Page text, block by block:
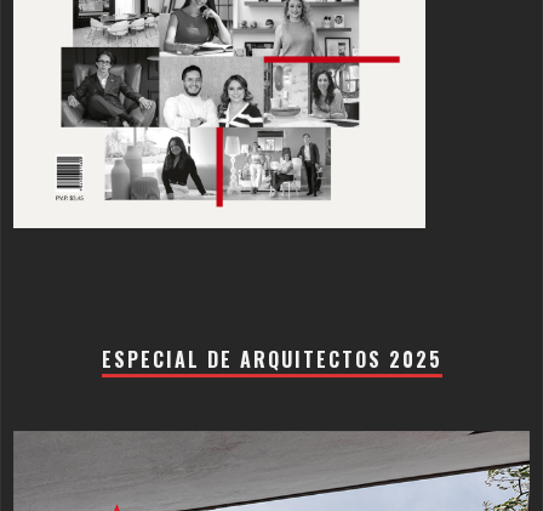
ESPECIAL DE ARQUITECTOS 2025